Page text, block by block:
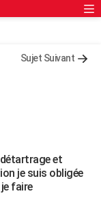
Sujet Suivant
et
je suis obligée
faire